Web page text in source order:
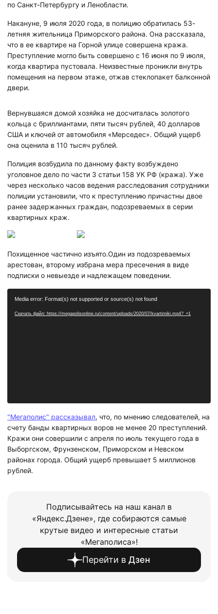
по Санкт-Петербургу и Ленобласти.
Накануне, 9 июля 2020 года, в полицию обратилась 53-
летняя жительница Приморского района. Она рассказала,
что в ее квартире на Горной улице совершена кража.
Преступление могло быть совершено с 16 июня по 9 июля,
когда квартира пустовала. Неизвестные проникли внутрь
помещения на первом этаже, отжав стеклопакет балконной
двери.
Вернувшаяся домой хозяйка не досчиталась золотого
кольца с бриллиантами, пяти тысяч рублей, 40 долларов
США и ключей от автомобиля «Мерседес». Общий ущерб
она оценила в 110 тысяч рублей.
Полиция возбудила по данному факту возбуждено
уголовное дело по части 3 статьи 158 УК РФ (кража). Уже
через несколько часов ведения расследования сотрудники
полиции установили, что к преступлению причастны двое
ранее задержанных граждан, подозреваемых в серии
квартирных краж.
Похищенное частично изъято.Один из подозреваемых
арестован, второму избрана мера пресечения в виде
подписки о невыезде и надлежащем поведении.
Media error: Format(s) not supported or source(s) not found
Скачать файл: https://megapolisonline.ru/content/uploads/2020/07/kvartirniki.mp4?_=1
"Мегаполис" рассказывал, что, по мнению следователей, на
счету банды квартирных воров не менее 20 преступлений.
Кражи они совершили с апреля по июль текущего года в
Выборгском, Фрунзенском, Приморском и Невском
районах города. Общий ущерб превышает 5 миллионов
рублей.
Подписывайтесь на наш канал в
«Яндекс.Дзене», где собираются самые
крутые видео и интересные статьи
«Мегаполиса»!
Перейти в Дзен